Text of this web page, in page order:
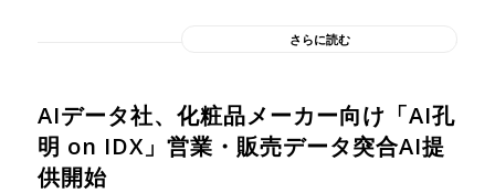
さらに読む
AIデータ社、化粧品メーカー向け「AI孔
明 on IDX」営業・販売データ突合AI提
供開始